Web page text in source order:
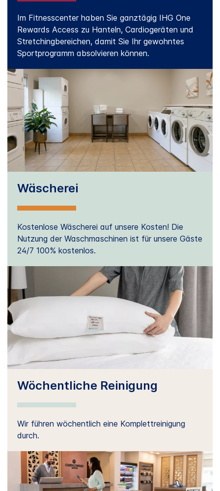
Im Fitnesscenter haben Sie ganztägig IHG One
Rewards Access zu Hanteln, Cardiogeräten und
Stretchingbereichen, damit Sie Ihr gewohntes
Sportprogramm absolvieren können.
Wäscherei
Kostenlose Wäscherei auf unsere Kosten! Die
Nutzung der Waschmaschinen ist für unsere Gäste
24/7 100% kostenlos.
Wöchentliche Reinigung
Wir führen wöchentlich eine Komplettreinigung
durch.